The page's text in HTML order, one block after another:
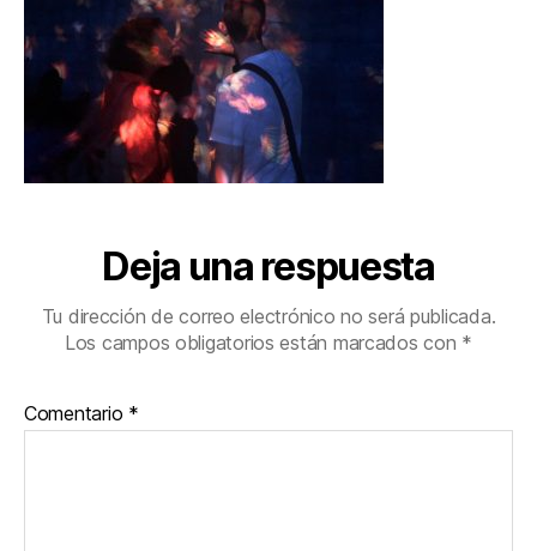
Deja una respuesta
Tu dirección de correo electrónico no será publicada.
Los campos obligatorios están marcados con *
Comentario *